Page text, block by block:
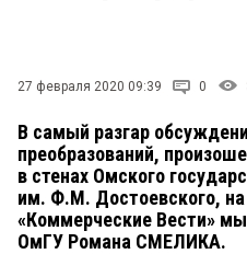
27 февраля 2020 09:39 0
В самый разгар
преобразований,
в стенах Омского
им. Ф.М. Достоевского,
«Коммерческие Вести» мы
ОмГУ Романа СМЕЛИКА.